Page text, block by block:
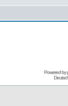
Powered by